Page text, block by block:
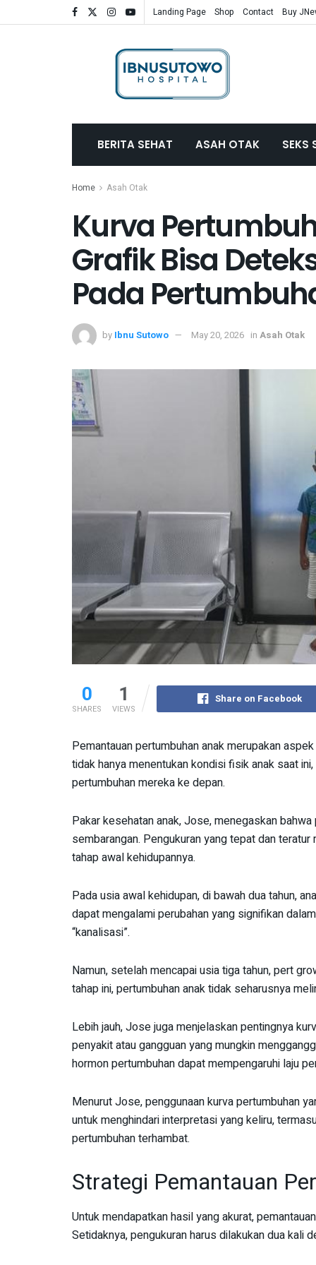
Landing Page Shop Contact Buy
BERITA SEHAT ASAH OTAK SEKS
Home Asah Otak
Kurva
Grafik Bisa
Pada
by Ibnu Sutowo May 20, 2026 in Asah Otak
0
SHARES
1
VIEWS
Share on Facebook
Pemantauan pertumbuhan anak merupakan
tidak hanya menentukan kondisi fisik anak saat
pertumbuhan mereka ke depan.
Pakar kesehatan anak, Jose, menegaskan
sembarangan. Pengukuran yang tepat dan
tahap awal kehidupannya.
Pada usia awal kehidupan, di bawah dua tahun,
dapat mengalami perubahan yang signifikan
“kanalisasi”.
Namun, setelah mencapai usia tiga tahun, pert
tahap ini, pertumbuhan anak tidak seharusnya
Lebih jauh, Jose juga menjelaskan pentingnya
penyakit atau gangguan yang mungkin
hormon pertumbuhan dapat mempengaruhi laju
Menurut Jose, penggunaan kurva pertumbuhan
untuk menghindari interpretasi yang keliru,
pertumbuhan terhambat.
Strategi Pemantauan
Untuk mendapatkan hasil yang akurat,
Setidaknya, pengukuran harus dilakukan dua kali